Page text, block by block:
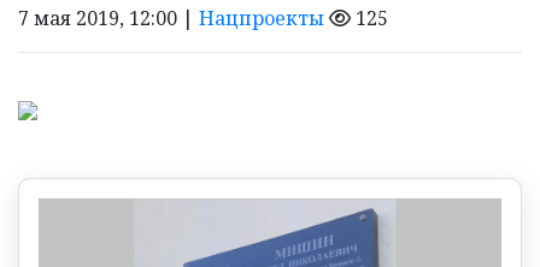
7 мая 2019, 12:00 | Нацпроекты 125